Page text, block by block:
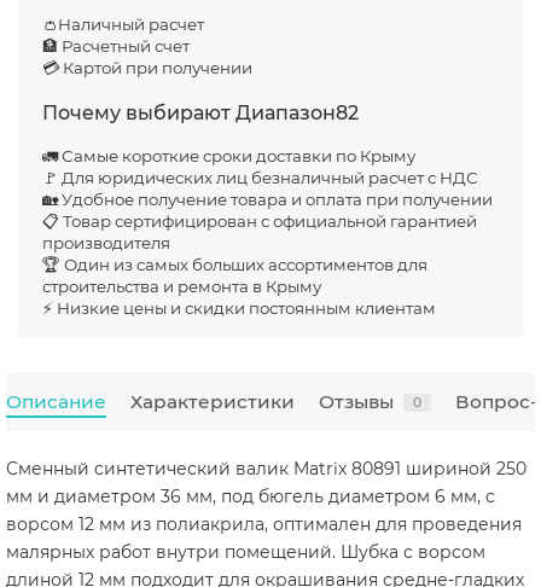
👛Наличный расчет
🏦 Расчетный счет
💳 Картой при получении
Почему выбирают Диапазон82
🚛 Самые короткие сроки доставки по Крыму
🚩 Для юридических лиц безналичный расчет с НДС
🏡 Удобное получение товара и оплата при получении
📋 Товар сертифицирован с официальной гарантией
производителя
🏆 Один из самых больших ассортиментов для
строительства и ремонта в Крыму
⚡ Низкие цены и скидки постоянным клиентам
Описание Характеристики Отзывы 0 Вопрос-
Сменный синтетический валик Matrix 80891 шириной 250
мм и диаметром 36 мм, под бюгель диаметром 6 мм, с
ворсом 12 мм из полиакрила, оптимален для проведения
малярных работ внутри помещений. Шубка с ворсом
длиной 12 мм подходит для окрашивания средне-гладких